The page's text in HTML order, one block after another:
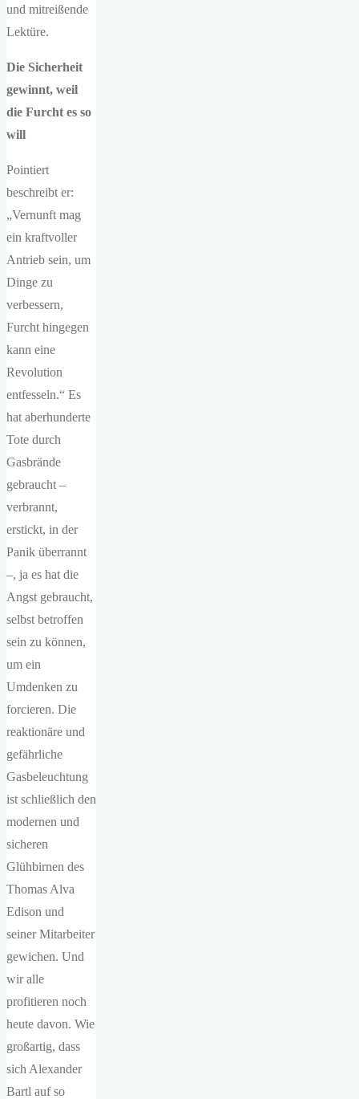
und mitreißende
Lektüre.
Die Sicherheit
gewinnt, weil
die Furcht es so
will
Pointiert
beschreibt er:
„Vernunft mag
ein kraftvoller
Antrieb sein, um
Dinge zu
verbessern,
Furcht hingegen
kann eine
Revolution
entfesseln.“ Es
hat aberhunderte
Tote durch
Gasbrände
gebraucht –
verbrannt,
erstickt, in der
Panik überrannt
–, ja es hat die
Angst gebraucht,
selbst betroffen
sein zu können,
um ein
Umdenken zu
forcieren. Die
reaktionäre und
gefährliche
Gasbeleuchtung
ist schließlich den
modernen und
sicheren
Glühbirnen des
Thomas Alva
Edison und
seiner Mitarbeiter
gewichen. Und
wir alle
profitieren noch
heute davon. Wie
großartig, dass
sich Alexander
Bartl auf so